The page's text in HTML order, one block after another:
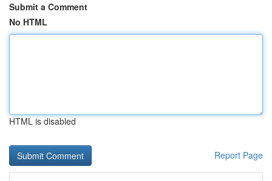
Submit a Comment
No HTML
HTML is disabled
Report Page